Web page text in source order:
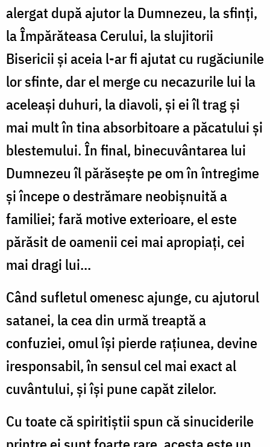
alergat după ajutor la Dumnezeu, la sfinţi,
la Împărăteasa Cerului, la slujitorii
Bisericii şi aceia l-ar fi ajutat cu rugăciunile
lor sfinte, dar el merge cu necazurile lui la
aceleaşi duhuri, la diavoli, şi ei îl trag şi
mai mult în tina absorbitoare a păcatului şi
blestemului. În final, binecuvântarea lui
Dumnezeu îl părăseşte pe om în întregime
şi începe o destrămare neobişnuită a
familiei; fară motive exterioare, el este
părăsit de oamenii cei mai apropiaţi, cei
mai dragi lui...
Când sufletul omenesc ajunge, cu ajutorul
satanei, la cea din urmă treaptă a
confuziei, omul îşi pierde raţiunea, devine
iresponsabil, în sensul cel mai exact al
cuvântului, şi îşi pune capăt zilelor.
Cu toate că spiritiştii spun că sinuciderile